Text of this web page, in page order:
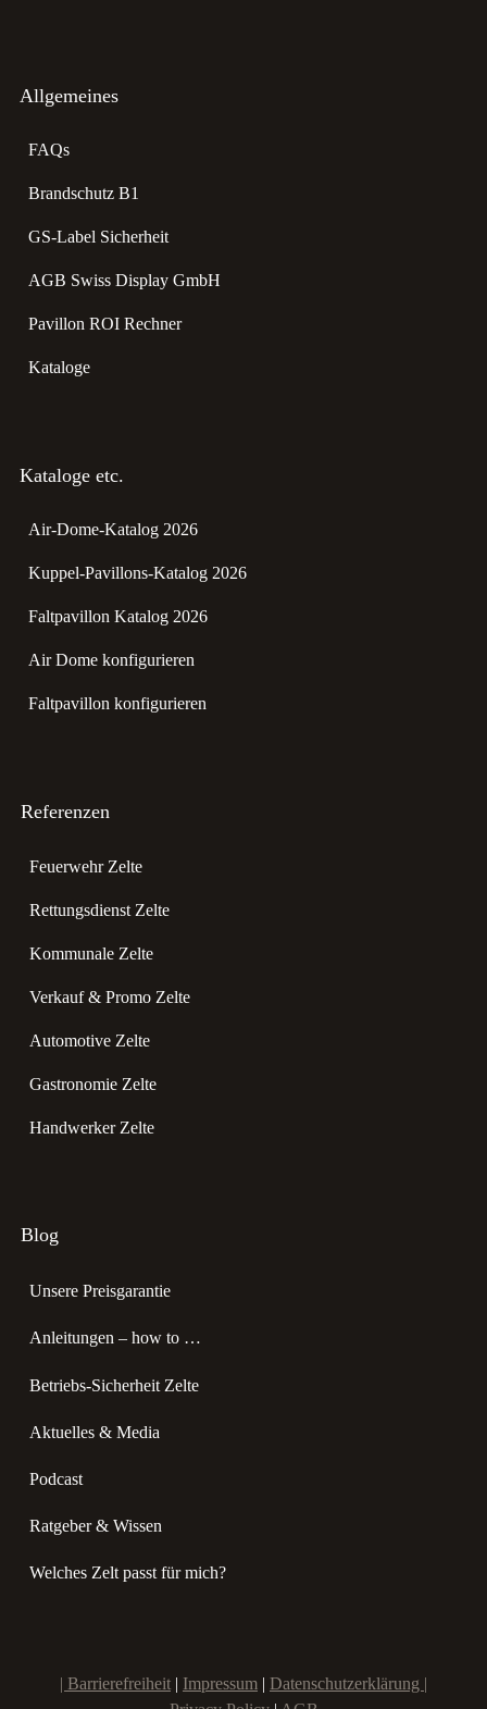
Allgemeines
FAQs
Brandschutz B1
GS-Label Sicherheit
AGB Swiss Display GmbH
Pavillon ROI Rechner
Kataloge
Kataloge etc.
Air-Dome-Katalog 2026
Kuppel-Pavillons-Katalog 2026
Faltpavillon Katalog 2026
Air Dome konfigurieren
Faltpavillon konfigurieren
Referenzen
Feuerwehr Zelte
Rettungsdienst Zelte
Kommunale Zelte
Verkauf & Promo Zelte
Automotive Zelte
Gastronomie Zelte
Handwerker Zelte
Blog
Unsere Preisgarantie
Anleitungen – how to …
Betriebs-Sicherheit Zelte
Aktuelles & Media
Podcast
Ratgeber & Wissen
Welches Zelt passt für mich?
| Barrierefreiheit | Impressum | Datenschutzerklärung |